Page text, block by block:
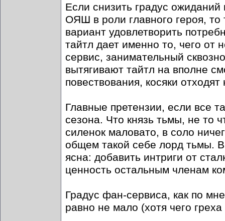
Если снизить градус
ОЯШ в роли главного героя, то
вариант удовлетворить
тайтл дает именно то, чего
сервис, занимательный
вытягивают тайтл на вполне
повествования, косяки
Главные претензии, если все
сезона. Что князь тьмы, не то
силенок маловато, в соло
общем такой себе лорд тьмы.
ясна: добавить интриги от
ценность остальным членам
Градус фан-сервиса, как по
равно не мало (хотя чего